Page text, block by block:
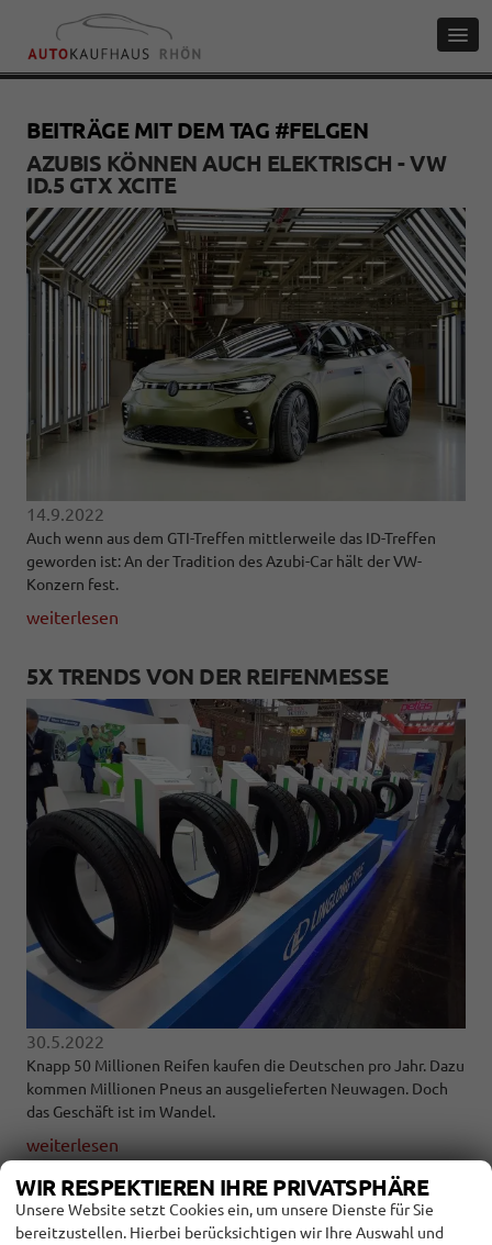
BEITRÄGE MIT DEM TAG #FELGEN
AZUBIS KÖNNEN AUCH ELEKTRISCH - VW
ID.5 GTX XCITE
14.9.2022
Auch wenn aus dem GTI-Treffen mittlerweile das ID-Treffen
geworden ist: An der Tradition des Azubi-Car hält der VW-
Konzern fest.
weiterlesen
5X TRENDS VON DER REIFENMESSE
30.5.2022
Knapp 50 Millionen Reifen kaufen die Deutschen pro Jahr. Dazu
kommen Millionen Pneus an ausgelieferten Neuwagen. Doch
das Geschäft ist im Wandel.
weiterlesen
DARF ES ETWAS MEHR SEIN? - ABT
SPORTSLINE PUSHT DEN CUPRA LEON
WIR RESPEKTIEREN IHRE PRIVATSPHÄRE
Unsere Website setzt Cookies ein, um unsere Dienste für Sie
bereitzustellen. Hierbei berücksichtigen wir Ihre Auswahl und